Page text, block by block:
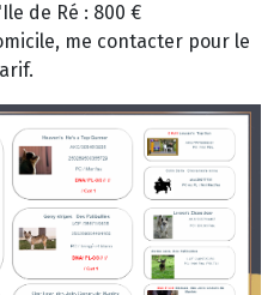
de Ré : 800 €
me contacter pour le